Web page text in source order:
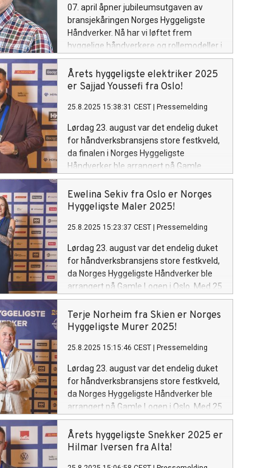
07. april åpner jubileumsutgaven av
bransjekåringen Norges Hyggeligste
Håndverker. Nå har vi løftet frem
hyggelige håndverkere og rollemodeller i
bransjen i 10 år!
Årets hyggeligste elektriker 2025
er Sajjad Youssefi fra Oslo!
25.8.2025 15:38:31 CEST Pressemelding
Lørdag 23. august var det endelig duket
for håndverksbransjens store festkveld,
da finalen i Norges Hyggeligste
Håndverker ble arrangert på Gamle
Logen i Oslo. Med 25 sterke finalister
fordelt på åtte kategorier, lå alt til rette
for en spennende kåring. Kvelden endte
imot sine priser fra scenen. Blant disse
kategoriene var Norges hyggeligste
elektriker, og i år var det Sajjad Youssefi
som vant den gjeve tittelen!
Ewelina Sekiv fra Oslo er Norges
Hyggeligste Maler 2025!
25.8.2025 15:23:37 CEST Pressemelding
Lørdag 23. august var det endelig duket
for håndverksbransjens store festkveld,
da Norges Hyggeligste Håndverker ble
arrangert på Gamle Logen i Oslo. Med 25
sterke finalister fordelt på åtte
kategorier, lå alt til rette for en
spennende kåring. Kvelden endte med
sine priser fra scenen. Blant disse
kategoriene ble Norges hyggeligste
maler kåret, og i år var det Ewelina som
vant den gjeve tittelen!
Terje Norheim fra Skien er Norges
Hyggeligste Murer 2025!
25.8.2025 15:15:46 CEST Pressemelding
Lørdag 23. august var det endelig duket
for håndverksbransjens store festkveld,
da Norges Hyggeligste Håndverker ble
arrangert på Gamle Logen i Oslo. Med 25
sterke finalister fordelt på åtte
kategorier, lå alt til rette for en
spennende kåring. Kvelden endte med
Årets hyggeligste Snekker 2025 er
Hilmar Iversen fra Alta!